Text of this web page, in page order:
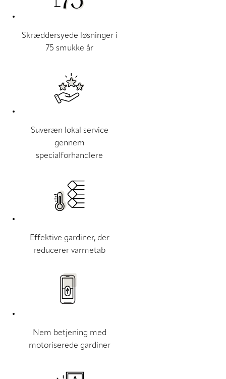
Skræddersyede løsninger i
75 smukke år
Suveræn lokal service
gennem
specialforhandlere
Effektive gardiner, der
reducerer varmetab
Nem betjening med
motoriserede gardiner